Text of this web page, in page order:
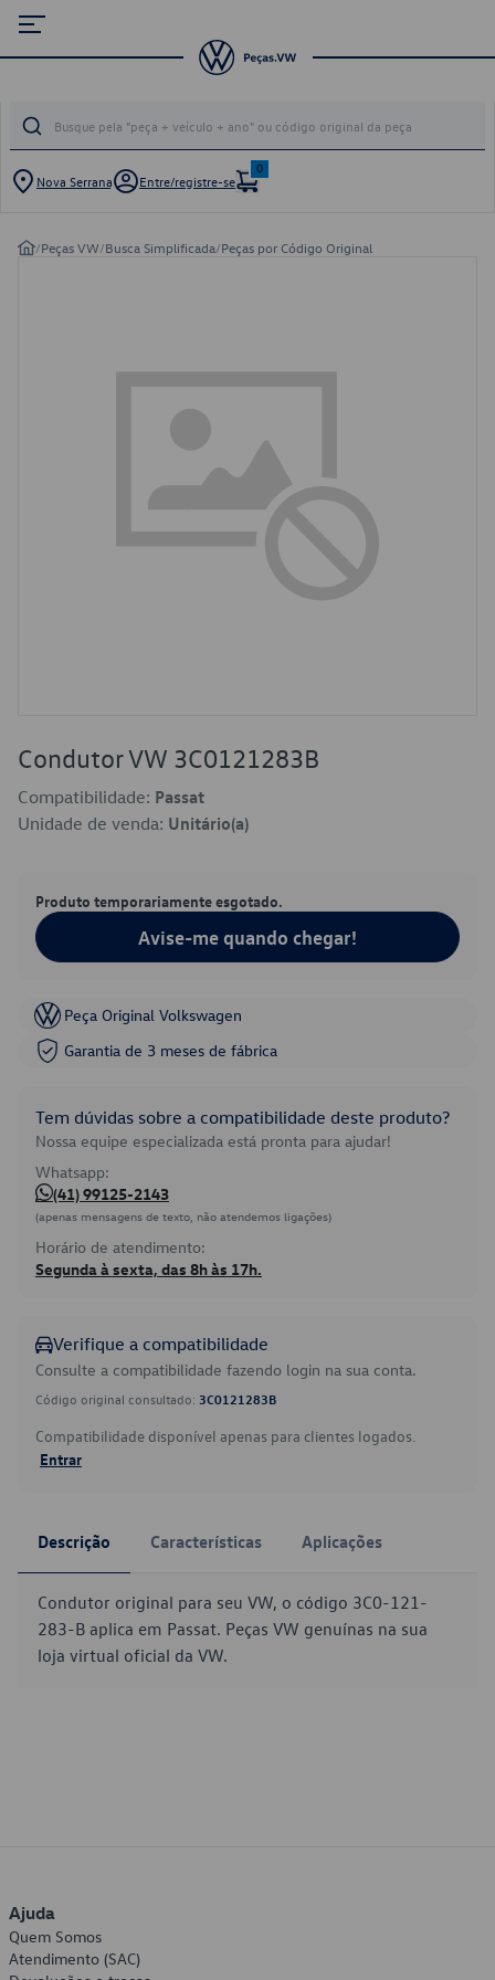
Nova Serrana Entre/registre-se
0
/Peças VW/Busca Simplificada/Peças por Código Original
Condutor VW 3C0121283B
Compatibilidade: Passat
Unidade de venda: Unitário(a)
Produto temporariamente esgotado.
Avise-me quando chegar!
Peça Original Volkswagen
Garantia de 3 meses de fábrica
Tem dúvidas sobre a compatibilidade deste produto?
Nossa equipe especializada está pronta para ajudar!
Whatsapp:
(41) 99125-2143
(apenas mensagens de texto, não atendemos ligações)
Horário de atendimento:
Segunda à sexta, das 8h às 17h.
Verifique a compatibilidade
Consulte a compatibilidade fazendo login na sua conta.
Código original consultado: 3C0121283B
Compatibilidade disponível apenas para clientes logados.
Entrar
Descrição Características Aplicações
Condutor original para seu VW, o código 3C0-121-
283-B aplica em Passat. Peças VW genuínas na sua
loja virtual oficial da VW.
Ajuda
Quem Somos
Atendimento (SAC)